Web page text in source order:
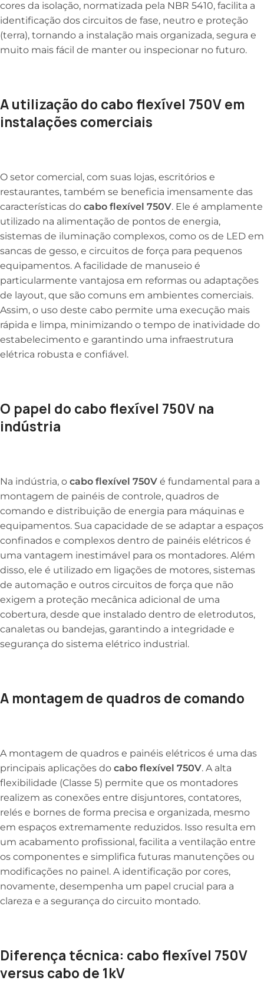
cores da isolação, normatizada pela NBR 5410, facilita a
identificação dos circuitos de fase, neutro e proteção
(terra), tornando a instalação mais organizada, segura e
muito mais fácil de manter ou inspecionar no futuro.
A utilização do cabo flexível 750V em
instalações comerciais
O setor comercial, com suas lojas, escritórios e
restaurantes, também se beneficia imensamente das
características do cabo flexível 750V. Ele é amplamente
utilizado na alimentação de pontos de energia,
sistemas de iluminação complexos, como os de LED em
sancas de gesso, e circuitos de força para pequenos
equipamentos. A facilidade de manuseio é
particularmente vantajosa em reformas ou adaptações
de layout, que são comuns em ambientes comerciais.
Assim, o uso deste cabo permite uma execução mais
rápida e limpa, minimizando o tempo de inatividade do
estabelecimento e garantindo uma infraestrutura
elétrica robusta e confiável.
O papel do cabo flexível 750V na
indústria
Na indústria, o cabo flexível 750V é fundamental para a
montagem de painéis de controle, quadros de
comando e distribuição de energia para máquinas e
equipamentos. Sua capacidade de se adaptar a espaços
confinados e complexos dentro de painéis elétricos é
uma vantagem inestimável para os montadores. Além
disso, ele é utilizado em ligações de motores, sistemas
de automação e outros circuitos de força que não
exigem a proteção mecânica adicional de uma
cobertura, desde que instalado dentro de eletrodutos,
canaletas ou bandejas, garantindo a integridade e
segurança do sistema elétrico industrial.
A montagem de quadros de comando
A montagem de quadros e painéis elétricos é uma das
principais aplicações do cabo flexível 750V. A alta
flexibilidade (Classe 5) permite que os montadores
realizem as conexões entre disjuntores, contatores,
relés e bornes de forma precisa e organizada, mesmo
em espaços extremamente reduzidos. Isso resulta em
um acabamento profissional, facilita a ventilação entre
os componentes e simplifica futuras manutenções ou
modificações no painel. A identificação por cores,
novamente, desempenha um papel crucial para a
clareza e a segurança do circuito montado.
Diferença técnica: cabo flexível 750V
versus cabo de 1kV